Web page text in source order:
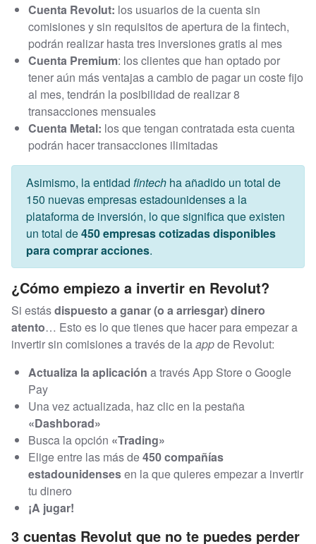
Cuenta Revolut: los usuarios de la cuenta sin
comisiones y sin requisitos de apertura de la fintech,
podrán realizar hasta tres inversiones gratis al mes
Cuenta Premium: los clientes que han optado por
tener aún más ventajas a cambio de pagar un coste fijo
al mes, tendrán la posibilidad de realizar 8
transacciones mensuales
Cuenta Metal: los que tengan contratada esta cuenta
podrán hacer transacciones ilimitadas
Asimismo, la entidad fintech ha añadido un total de
150 nuevas empresas estadounidenses a la
plataforma de inversión, lo que significa que existen
un total de450 empresas cotizadas disponibles
para comprar acciones.
¿Cómo empiezo a invertir en Revolut?
Si estásdispuesto a ganar (o a arriesgar) dinero
atento… Esto es lo que tienes que hacer para empezar a
invertir sin comisiones a través de la appde Revolut:
Actualiza la aplicación a través App Store o Google
Pay
Una vez actualizada, haz clic en la pestaña
«Dashborad»
Busca la opción «Trading»
Elige entre las más de450 compañías
estadounidensesen la que quieres empezar a invertir
tu dinero
¡A jugar!
3 cuentas Revolut que no te puedes perder